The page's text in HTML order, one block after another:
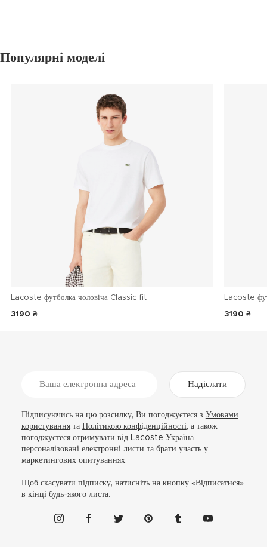
Популярні моделі
Lacoste футболка чоловіча Classic fit
3190 ₴
Lacoste
3190 ₴
Надіслати
Підписуючись на цю розсилку, Ви погоджуєтеся з Умовами
користуваннята Політикою конфіденційності, а також
погоджуєтеся отримувати від Lacoste Україна
персоналізовані електронні листи та брати участь у
маркетингових опитуваннях.
Щоб скасувати підписку, натисніть на кнопку «Відписатися»
в кінці будь-якого листа.